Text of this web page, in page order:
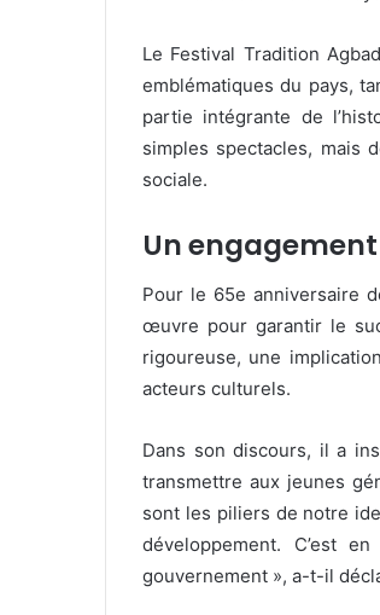
Le Festival Tradition
emblématiques du pays,
partie intégrante de
simples spectacles, mais
sociale.
Un
Pour le 65e anniversaire
œuvre pour garantir le
rigoureuse, une
acteurs culturels.
Dans son discours, il a
transmettre aux jeunes
sont les piliers de notre
développement. C’est
gouvernement », a-t-il